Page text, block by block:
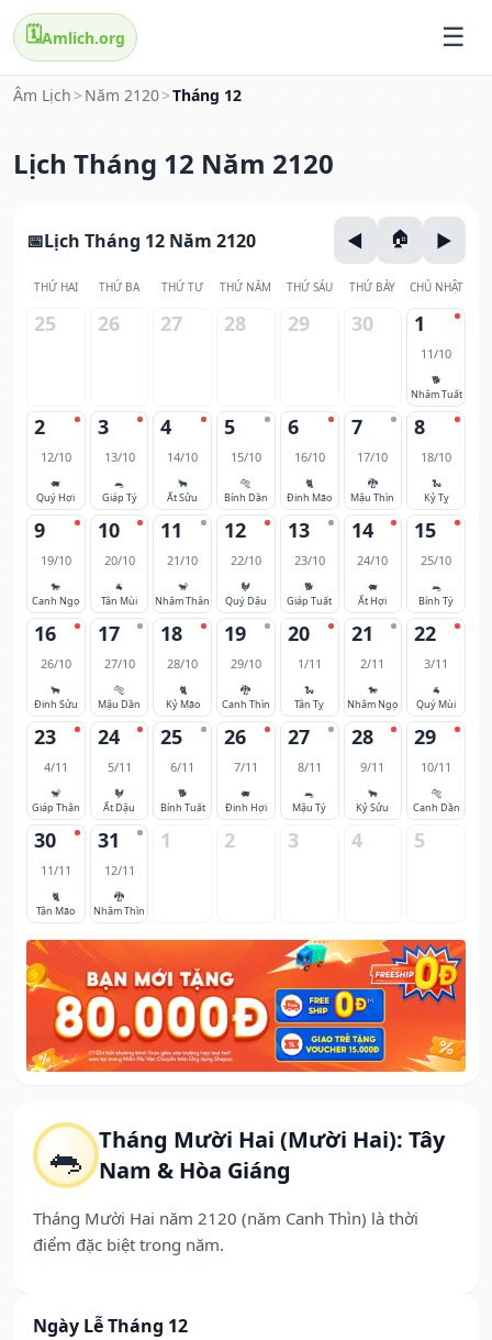
🗓️Amlich.org
Âm Lịch > Năm 2120>Tháng 12
Lịch Tháng 12 Năm 2120
🐀 Tháng Mười Hai (Mười Hai): Tây
Nam & Hòa Giáng
Tháng Mười Hai năm 2120 (năm Canh Thìn) là thời
điểm đặc biệt trong năm.
Ngày Lễ Tháng 12
Lịch Tháng 12 Năm 2120
THỨ HAI THỨ BA THỨ TƯ THỨ NĂM THỨ SÁU THỨ BẢY CHỦ NHẬT
25 26 27 28 29 30 1
11/10
🐕
Nhâm Tuất
2
12/10
🐖
Quý Hợi
3
13/10
🐀
Giáp Tý
4
14/10
🐂
Ất Sửu
5
15/10
🐅
Bính Dần
6
16/10
🐈
Đinh Mão
7
17/10
🐉
Mậu Thìn
8
18/10
🐍
Kỷ Tỵ
9
19/10
🐎
Canh Ngọ
10
20/10
🐐
Tân Mùi
11
21/10
🐒
Nhâm Thân
12
22/10
🐓
Quý Dậu
13
23/10
🐕
Giáp Tuất
14
24/10
🐖
Ất Hợi
15
25/10
🐀
Bính Tý
16
26/10
🐂
Đinh Sửu
17
27/10
🐅
Mậu Dần
18
28/10
🐈
Kỷ Mão
19
29/10
🐉
Canh Thìn
20
1/11
🐍
Tân Tỵ
21
2/11
🐎
Nhâm Ngọ
22
3/11
🐐
Quý Mùi
23
4/11
🐒
Giáp Thân
24
5/11
🐓
Ất Dậu
25
6/11
🐕
Bính Tuất
26
7/11
🐖
Đinh Hợi
27
8/11
🐀
Mậu Tý
28
9/11
🐂
Kỷ Sửu
29
10/11
🐅
Canh Dần
30
11/11
🐈
Tân Mão
31
12/11
🐉
Nhâm Thìn
1 2 3 4 5